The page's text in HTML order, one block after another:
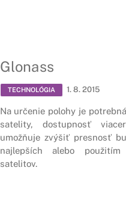
Glonass
TECHNOLÓGIA 1. 8. 2015
Na určenie polohy je
satelity, dostupnosť
umožňuje zvýšiť presnosť
najlepších alebo
satelitov.